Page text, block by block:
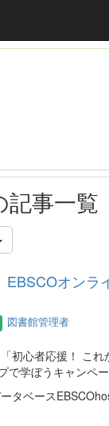
記事一覧
EBSCOオン
図書館管理者
初心者応援！ こ
で学ぼうキャンペ
タベース